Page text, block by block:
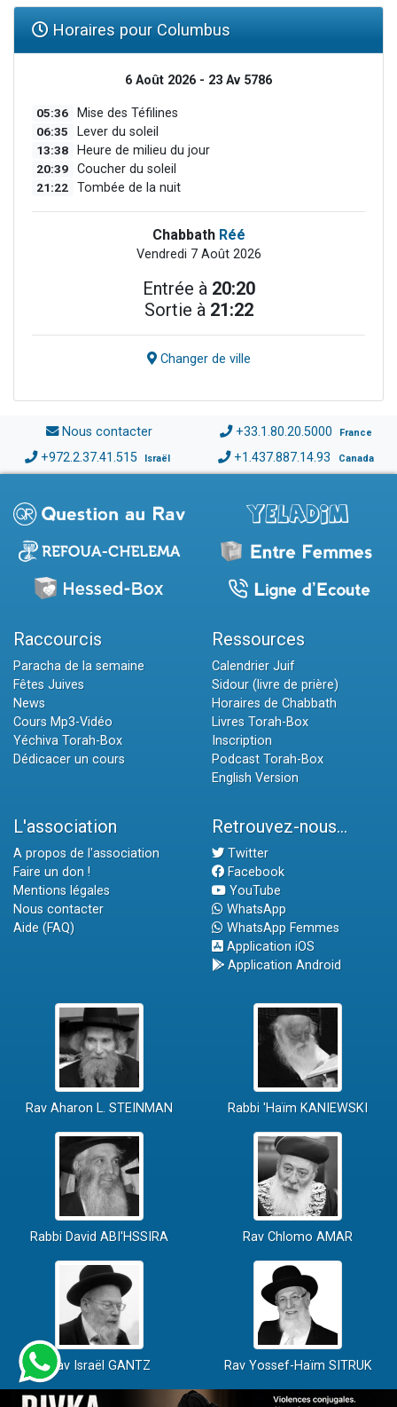
Horaires pour Columbus
6 Août 2026 - 23 Av 5786
05:36 Mise des Téfilines
06:35 Lever du soleil
13:38 Heure de milieu du jour
20:39 Coucher du soleil
21:22 Tombée de la nuit
Chabbath Réé
Vendredi 7 Août 2026
Entrée à 20:20
Sortie à 21:22
Changer de ville
Nous contacter +33.1.80.20.5000 France
+972.2.37.41.515 Israël +1.437.887.14.93 Canada
Raccourcis
Paracha de la semaine
Fêtes Juives
News
Cours Mp3-Vidéo
Yéchiva Torah-Box
Dédicacer un cours
Ressources
Calendrier Juif
Sidour (livre de prière)
Horaires de Chabbath
Livres Torah-Box
Inscription
Podcast Torah-Box
English Version
L'association
A propos de l'association
Faire un don !
Mentions légales
Nous contacter
Aide (FAQ)
Retrouvez-nous...
Twitter
Facebook
YouTube
WhatsApp
WhatsApp Femmes
Application iOS
Application Android
Rav Aharon L. STEINMAN Rabbi 'Haïm KANIEWSKI
Rabbi David ABI'HSSIRA Rav Chlomo AMAR
Rav Israël GANTZ Rav Yossef-Haïm SITRUK